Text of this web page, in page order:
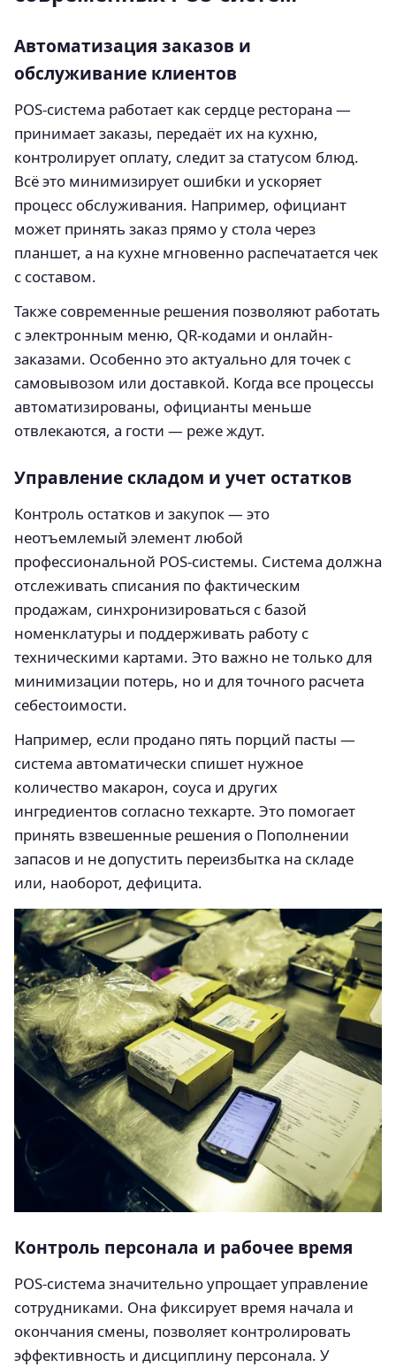
Автоматизация заказов и
обслуживание клиентов
POS-система работает как сердце ресторана —
принимает заказы, передаёт их на кухню,
контролирует оплату, следит за статусом блюд.
Всё это минимизирует ошибки и ускоряет
процесс обслуживания. Например, официант
может принять заказ прямо у стола через
планшет, а на кухне мгновенно распечатается чек
с составом.
Также современные решения позволяют работать
с электронным меню, QR-кодами и онлайн-
заказами. Особенно это актуально для точек с
самовывозом или доставкой. Когда все процессы
автоматизированы, официанты меньше
отвлекаются, а гости — реже ждут.
Управление складом и учет остатков
Контроль остатков и закупок — это
неотъемлемый элемент любой
профессиональной POS-системы. Система должна
отслеживать списания по фактическим
продажам, синхронизироваться с базой
номенклатуры и поддерживать работу с
техническими картами. Это важно не только для
минимизации потерь, но и для точного расчета
себестоимости.
Например, если продано пять порций пасты —
система автоматически спишет нужное
количество макарон, соуса и других
ингредиентов согласно техкарте. Это помогает
принять взвешенные решения о Пополнении
запасов и не допустить переизбытка на складе
или, наоборот, дефицита.
Контроль персонала и рабочее время
POS-система значительно упрощает управление
сотрудниками. Она фиксирует время начала и
окончания смены, позволяет контролировать
эффективность и дисциплину персонала. У